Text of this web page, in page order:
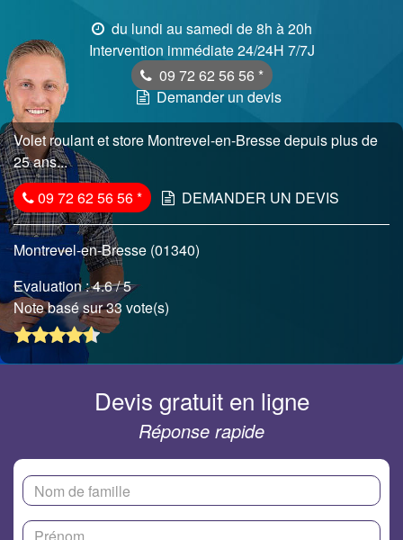
du lundi au samedi de 8h à 20h
Intervention immédiate 24/24H 7/7J
09 72 62 56 56 *
Demander un devis
Volet roulant et store Montrevel-en-Bresse depuis plus de
25 ans...
09 72 62 56 56* DEMANDER UN DEVIS
Montrevel-en-Bresse (01340)
Evaluation :4.6/ 5
Note basé sur 33 vote(s)
Devis gratuit en ligne
Réponse rapide